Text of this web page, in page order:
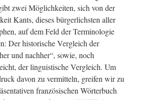
zwei Möglichkeiten, sich von der
Kants, dieses bürgerlichsten aller
auf dem Feld der Terminologie
Der historische Vergleich der
und nachher“, sowie, noch
der linguistische Vergleich. Um
davon zu vermitteln, greifen wir zu
französischen Wörterbuch